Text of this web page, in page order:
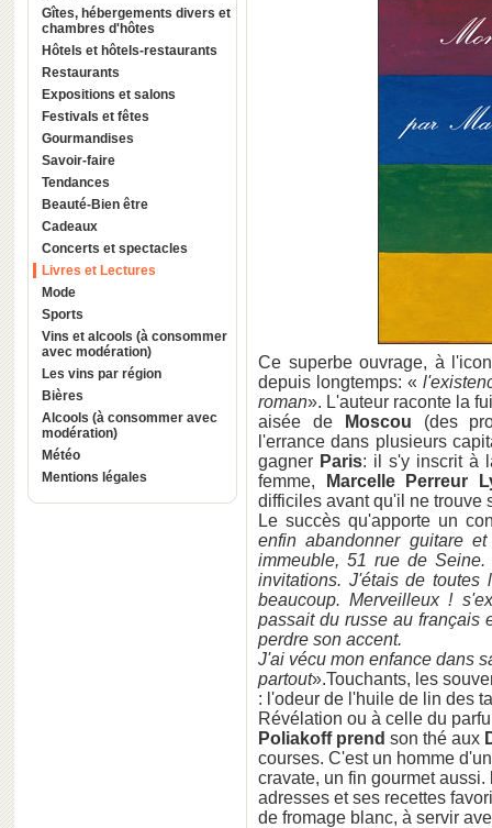
Gîtes, hébergements divers et
chambres d'hôtes
Hôtels et hôtels-restaurants
Restaurants
Expositions et salons
Festivals et fêtes
Gourmandises
Savoir-faire
Tendances
Beauté-Bien être
Cadeaux
Concerts et spectacles
Livres et Lectures
Mode
Sports
Vins et alcools (à consommer
avec modération)
Les vins par région
Bières
Alcools (à consommer avec
modération)
Météo
Mentions légales
Ce superbe ouvrage, à
depuis longtemps: «
roman». L'auteur raconte la
aisée de
Moscou (des
l'errance dans plusieurs
gagner Paris: il s'y inscrit à
femme,
Marcelle Perreur
difficiles avant qu'il ne trouve
Le succès qu'apporte un
enfin abandonner guitare
immeuble, 51 rue de
invitations. J'étais de toutes
beaucoup. Merveilleux !
passait du russe au français
perdre son accent.
J'ai vécu mon enfance dans
partout».Touchants, les
: l'odeur de l'huile de lin des
Révélation ou à celle du
Poliakoff prend son thé aux
courses. C'est un homme
cravate, un fin gourmet aussi.
adresses et ses recettes
de fromage blanc, à servir